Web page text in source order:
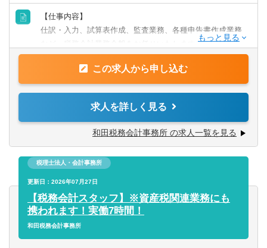
【歓迎要件】
■資産税を勉強している方
【仕事内容】
仕訳・入力、試算表作成、監査業務、各種申告書作成業務
など、税務会計業務全般をお任せいたします。
★その他、資産税関連のご依頼をいただくことが多く、経
験・意欲に応じて株価算定、相続・事業承継関連業務に携
※使用ソフト：JDL・勘定奉行・弥生
ご入所後は、経験やスキルに応じて業務に携わっていただ
きます。一人前になれば、およそ15件ほどの担当をお任せ
いたします。
仕訳・入力から決算・申告書の作成、巡回監査といった一
この求人から申し込む
求人を詳しく見る
和田税務会計事務所 の求人一覧を見る
税理士法人・会計事務所
更新日：2026年07月27日
【税務会計スタッフ】※資産税関連業務にも
携われます！実働7時間！
和田税務会計事務所